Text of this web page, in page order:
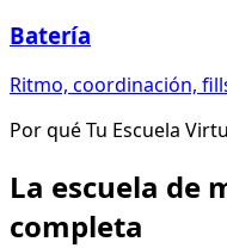
Batería
Ritmo, coordinación,
Por qué Tu Escuela
La escuela de
completa